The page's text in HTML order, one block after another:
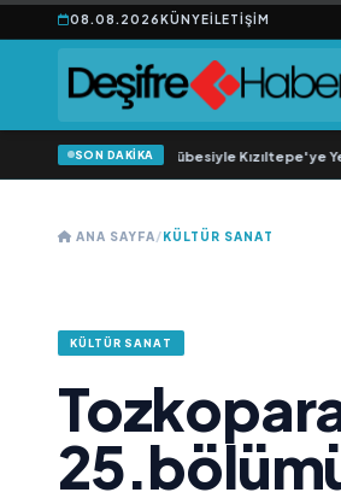
08.08.2026KÜNYEİLETIŞIM
SON DAKİKA
20 Yıllık Esnaflık Tecrübesiyle Kızıltepe'ye Yeni
ANA SAYFA/KÜLTÜR SANAT
KÜLTÜR SANAT